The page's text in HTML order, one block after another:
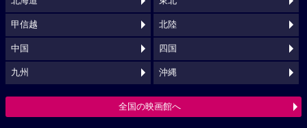
甲信越 北陸
中国 四国
九州 沖縄
全国の映画館へ